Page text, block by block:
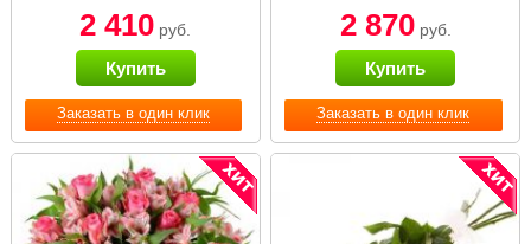
Заказать в один клик
2 410 руб.
Купить
Заказать в один клик
2 870руб.
Купить